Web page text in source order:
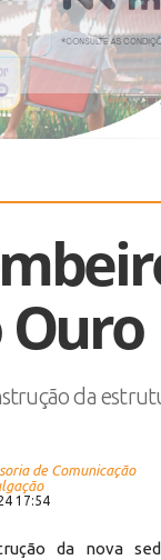
Ouro
da
de Comunicação
17:54
da nova